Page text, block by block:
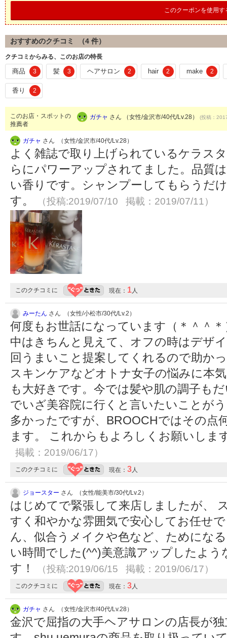
このクーポンを使用す
おすすめのクチコミ （4 件）
クチコミからみる、このお店の特長
商品 3 髪 3 ヘアサロン 2 hair 2 make 2
香り 2
このお店・スポットの
推薦者
ガチャ さん （女性/金沢市/40代/Lv.28） (投稿：
ガチャ さん （女性/金沢市/40代/Lv.28）
よく雑誌で取り上げられているケラス
らにパワーアップされてました。品質
い香りです。シャンプーしてもらうだ
す。
（投稿:2019/07/10 掲載：2019/07/11）
このクチコミに 現在： 1人
みーたん さん （女性/小松市/30代/Lv.2）
何度もお世話になっています（＊＾＾
中はきちんと見えて、オフの時はデザ
回うまいこと提案してくれるので助か
スキンケアなどオトナ女子の悩みに本
も大好きです。今では髪や肌の調子も
でいざ美容院に行くと言いたいことが
多かったですが、BROOCHではその点
ます。 これからもよろしくお願いしま
掲載：2019/06/17）
このクチコミに 現在： 3人
ジョースター さん （女性/能美市/30代/Lv.2）
はじめてで緊張して来店しましたが、
すく和やかな雰囲気で安心してお任せ
ん、似合うメイクや色など、ためにな
い時間でした(^^)美意識アップしたよ
す！
（投稿:2019/06/15 掲載：2019/06/17）
このクチコミに 現在： 3人
ガチャ さん （女性/金沢市/40代/Lv.28）
金沢で屈指の大手ヘアサロンの店長が